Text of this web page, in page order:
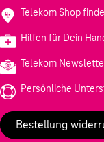
Telekom Shop
Hilfen für Dein
Telekom
Persönliche
Bestellung